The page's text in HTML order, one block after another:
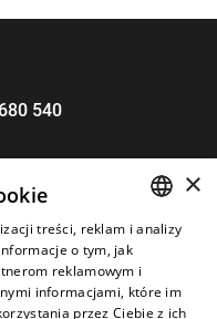
540
ENGLISH
×
treści, reklam i analizy
o tym, jak
reklamowym i
informacjami, które im
przez Ciebie z ich